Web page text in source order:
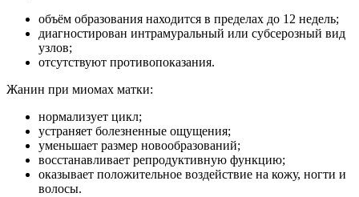
объём образования находится в пределах до 12 недель;
диагностирован интрамуральный или субсерозный вид
узлов;
отсутствуют противопоказания.
Жанин при миомах матки:
нормализует цикл;
устраняет болезненные ощущения;
уменьшает размер новообразований;
восстанавливает репродуктивную функцию;
оказывает положительное воздействие на кожу, ногти и
волосы.